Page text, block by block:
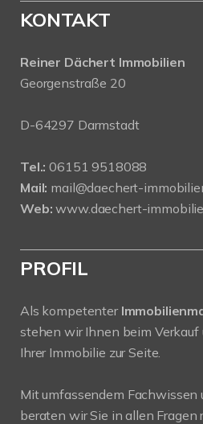
KONTAKT
Reiner Dächert Immobilien
Georgenstraße 20
D-64297 Darmstadt
Tel.: 06151 9518088
Mail: mail@daechert-
Web: www.daechert-
PROFIL
Als kompetenter
stehen wir Ihnen beim Verkauf
Ihrer Immobilie zur Seite.
Mit umfassendem Fachwissen
beraten wir Sie in allen Fragen